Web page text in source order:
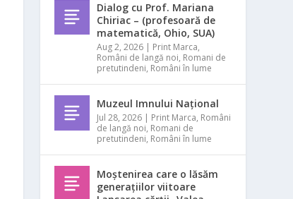
Dialog cu Prof. Mariana
Chiriac – (profesoară de
matematică, Ohio, SUA)
Aug 2, 2026 | Print Marca,
Români de langă noi, Romani de
pretutindeni, Români în lume
Muzeul Imnului Național
Jul 28, 2026 | Print Marca, Români
de langă noi, Romani de
pretutindeni, Români în lume
Moștenirea care o lăsăm
generațiilor viitoare